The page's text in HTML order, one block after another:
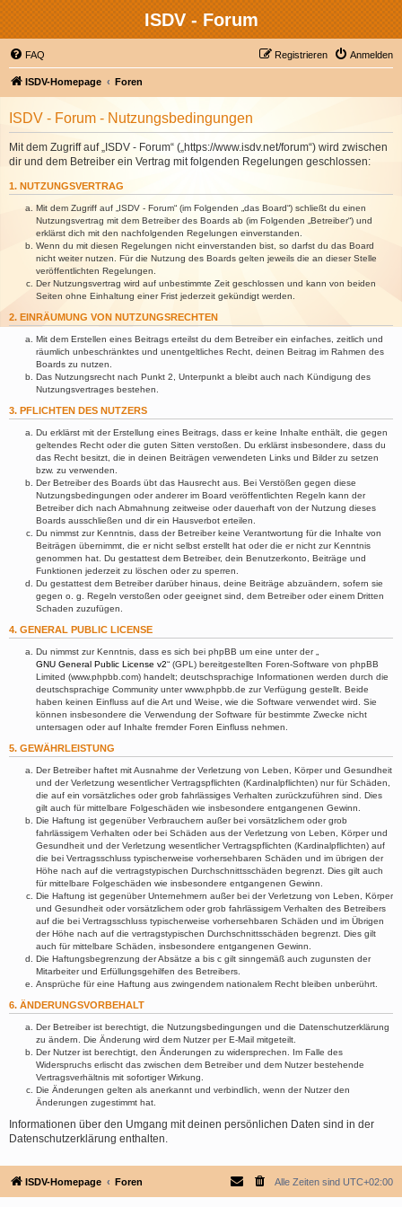
ISDV - Forum
FAQ Anmelden
Registrieren
ISDV-Homepage Foren
ISDV - Forum - Nutzungsbedingungen
Mit dem Zugriff auf „ISDV - Forum“ („https://www.isdv.net/forum“) wird zwischen
dir und dem Betreiber ein Vertrag mit folgenden Regelungen geschlossen:
1. NUTZUNGSVERTRAG
Mit dem Zugriff auf „ISDV - Forum“ (im Folgenden „das Board“) schließt du einen
Nutzungsvertrag mit dem Betreiber des Boards ab (im Folgenden „Betreiber“) und
erklärst dich mit den nachfolgenden Regelungen einverstanden.
Wenn du mit diesen Regelungen nicht einverstanden bist, so darfst du das Board
nicht weiter nutzen. Für die Nutzung des Boards gelten jeweils die an dieser Stelle
veröffentlichten Regelungen.
Der Nutzungsvertrag wird auf unbestimmte Zeit geschlossen und kann von beiden
Seiten ohne Einhaltung einer Frist jederzeit gekündigt werden.
2. EINRÄUMUNG VON NUTZUNGSRECHTEN
Mit dem Erstellen eines Beitrags erteilst du dem Betreiber ein einfaches, zeitlich und
räumlich unbeschränktes und unentgeltliches Recht, deinen Beitrag im Rahmen des
Boards zu nutzen.
Das Nutzungsrecht nach Punkt 2, Unterpunkt a bleibt auch nach Kündigung des
Nutzungsvertrages bestehen.
3. PFLICHTEN DES NUTZERS
Du erklärst mit der Erstellung eines Beitrags, dass er keine Inhalte enthält, die gegen
geltendes Recht oder die guten Sitten verstoßen. Du erklärst insbesondere, dass du
das Recht besitzt, die in deinen Beiträgen verwendeten Links und Bilder zu setzen
bzw. zu verwenden.
Der Betreiber des Boards übt das Hausrecht aus. Bei Verstößen gegen diese
Nutzungsbedingungen oder anderer im Board veröffentlichten Regeln kann der
Betreiber dich nach Abmahnung zeitweise oder dauerhaft von der Nutzung dieses
Boards ausschließen und dir ein Hausverbot erteilen.
Du nimmst zur Kenntnis, dass der Betreiber keine Verantwortung für die Inhalte von
Beiträgen übernimmt, die er nicht selbst erstellt hat oder die er nicht zur Kenntnis
genommen hat. Du gestattest dem Betreiber, dein Benutzerkonto, Beiträge und
Funktionen jederzeit zu löschen oder zu sperren.
Du gestattest dem Betreiber darüber hinaus, deine Beiträge abzuändern, sofern sie
gegen o. g. Regeln verstoßen oder geeignet sind, dem Betreiber oder einem Dritten
Schaden zuzufügen.
4. GENERAL PUBLIC LICENSE
Du nimmst zur Kenntnis, dass es sich bei phpBB um eine unter der „
GNU General Public License v2“ (GPL) bereitgestellten Foren-Software von phpBB
Limited (www.phpbb.com) handelt; deutschsprachige Informationen werden durch die
deutschsprachige Community unter www.phpbb.de zur Verfügung gestellt. Beide
haben keinen Einfluss auf die Art und Weise, wie die Software verwendet wird. Sie
können insbesondere die Verwendung der Software für bestimmte Zwecke nicht
untersagen oder auf Inhalte fremder Foren Einfluss nehmen.
5. GEWÄHRLEISTUNG
Der Betreiber haftet mit Ausnahme der Verletzung von Leben, Körper und Gesundheit
und der Verletzung wesentlicher Vertragspflichten (Kardinalpflichten) nur für Schäden,
die auf ein vorsätzliches oder grob fahrlässiges Verhalten zurückzuführen sind. Dies
gilt auch für mittelbare Folgeschäden wie insbesondere entgangenen Gewinn.
Die Haftung ist gegenüber Verbrauchern außer bei vorsätzlichem oder grob
fahrlässigem Verhalten oder bei Schäden aus der Verletzung von Leben, Körper und
Gesundheit und der Verletzung wesentlicher Vertragspflichten (Kardinalpflichten) auf
die bei Vertragsschluss typischerweise vorhersehbaren Schäden und im übrigen der
Höhe nach auf die vertragstypischen Durchschnittsschäden begrenzt. Dies gilt auch
für mittelbare Folgeschäden wie insbesondere entgangenen Gewinn.
Die Haftung ist gegenüber Unternehmern außer bei der Verletzung von Leben, Körper
und Gesundheit oder vorsätzlichem oder grob fahrlässigem Verhalten des Betreibers
auf die bei Vertragsschluss typischerweise vorhersehbaren Schäden und im Übrigen
der Höhe nach auf die vertragstypischen Durchschnittsschäden begrenzt. Dies gilt
auch für mittelbare Schäden, insbesondere entgangenen Gewinn.
Die Haftungsbegrenzung der Absätze a bis c gilt sinngemäß auch zugunsten der
Mitarbeiter und Erfüllungsgehilfen des Betreibers.
Ansprüche für eine Haftung aus zwingendem nationalem Recht bleiben unberührt.
6. ÄNDERUNGSVORBEHALT
Der Betreiber ist berechtigt, die Nutzungsbedingungen und die Datenschutzerklärung
zu ändern. Die Änderung wird dem Nutzer per E-Mail mitgeteilt.
Der Nutzer ist berechtigt, den Änderungen zu widersprechen. Im Falle des
Widerspruchs erlischt das zwischen dem Betreiber und dem Nutzer bestehende
Vertragsverhältnis mit sofortiger Wirkung.
Die Änderungen gelten als anerkannt und verbindlich, wenn der Nutzer den
Änderungen zugestimmt hat.
Informationen über den Umgang mit deinen persönlichen Daten sind in der
Datenschutzerklärung enthalten.
ISDV-Homepage Foren Alle Zeiten sind UTC+02:00